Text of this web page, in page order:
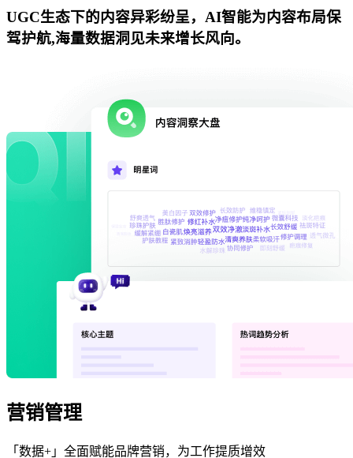
UGC生态下的内容异彩纷呈，AI智能为内容布局保
驾护航,海量数据洞见未来增长风向。
营销管理
「数据+」全面赋能品牌营销，为工作提质增效